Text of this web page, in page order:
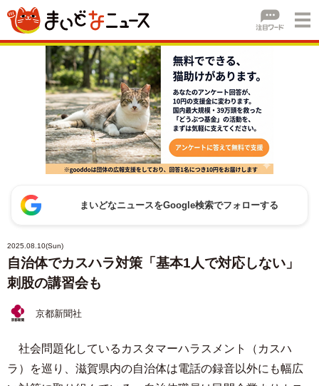
まいどなニュースをGoogle検索でフォローする
2025.08.10(Sun)
自治体でカスハラ対策「基本1人で対応しない」
刺股の講習会も
京都新聞社
社会問題化しているカスタマーハラスメント（カスハ
ラ）を巡り、滋賀県内の自治体は電話の録音以外にも幅広